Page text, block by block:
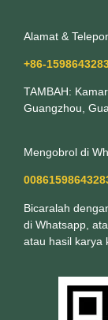
Alamat &
+86-
TAMBAH:
Guangzhou,
Mengobrol di
Bicaralah
di Whatsapp,
atau hasil karya